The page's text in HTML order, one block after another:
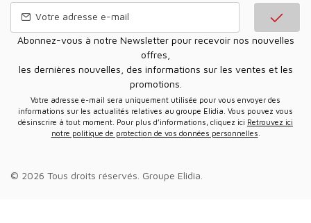
Abonnez-vous à notre Newsletter pour recevoir nos nouvelles
offres,
les dernières nouvelles, des informations sur les ventes et les
promotions.
Votre adresse e-mail sera uniquement utilisée pour vous envoyer des
informations sur les actualités relatives au groupe Elidia. Vous pouvez vous
désinscrire à tout moment. Pour plus d’informations, cliquez ici Retrouvez ici
notre politique de protection de vos données personnelles
© 2026 Tous droits réservés. Groupe Elidia